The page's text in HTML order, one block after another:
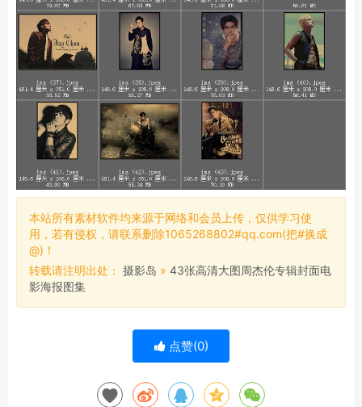
本站所有素材软件均来源于网络和会员上传，仅供学习使
用，若有侵权，请联系删除1065268802#qq.com(把#换成
@)！
转载请注明出处： 摄影岛 » 43张高清大图周杰伦专辑封面电
影海报图集
点赞(0)